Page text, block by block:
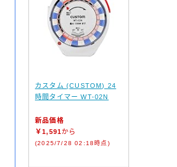
カスタム (CUSTOM) 24
時間タイマー WT-02N
新品価格
￥1,591から
(2025/7/28 02:18時点)